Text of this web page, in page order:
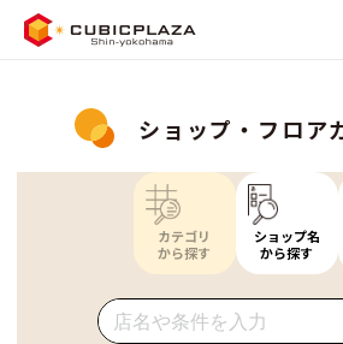
ショップ・フロア
カテゴリ
から探す
ショップ名
から探す